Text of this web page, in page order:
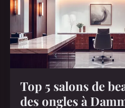
Top 5 salons de
des ongles à